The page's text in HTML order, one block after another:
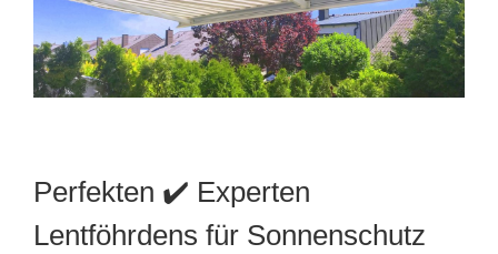
Perfekten ✔️ Experten
Lentföhrdens für Sonnenschutz